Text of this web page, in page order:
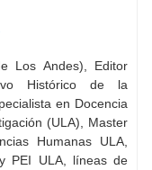
Los Andes), Editor
Histórico de la
en Docencia
(ULA), Master
Humanas ULA,
PEI ULA, líneas de